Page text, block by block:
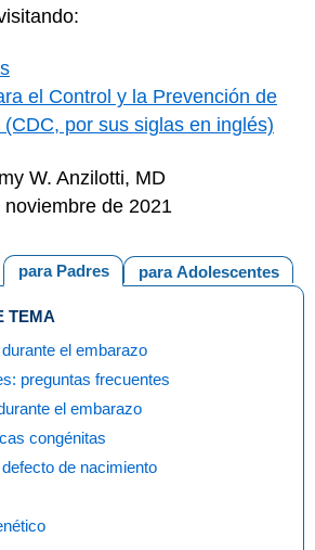
el Control y la Prevención de
por sus siglas en inglés)
W. Anzilotti, MD
de 2021
para Adolescentes
para Padres
TEMA
el embarazo
preguntas frecuentes
el embarazo
congénitas
de nacimiento